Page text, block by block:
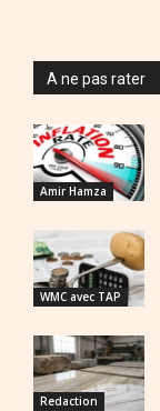
A ne pas rater
Amir Hamza
WMC avec TAP
Redaction